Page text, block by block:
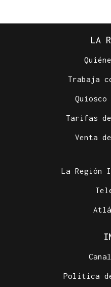
LA
Trabaja
Quiosco
Tarifas
Venta
La Región
Política